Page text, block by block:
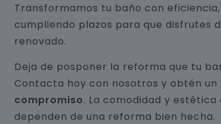
Transformamos tu baño con eficiencia,
cumpliendo plazos para que disfrutes
renovado.
Deja de posponer la reforma que tu
Contacta hoy con nosotros y obtén un
compromiso. La comodidad y estética
dependen de una reforma bien hecha.